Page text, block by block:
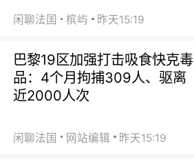
闲聊法国 槟屿 昨天15:19
巴黎19区加强打击吸食快克毒
品：4个月拘捕309人、驱离
近2000人次
闲聊法国 网站编辑 昨天15:19